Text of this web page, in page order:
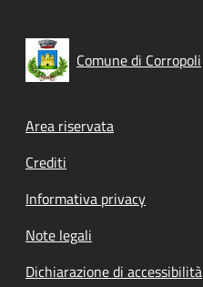
Comune di Corropoli
Footer menu
Area riservata
Crediti
Informativa privacy
Note legali
Dichiarazione di accessibilità